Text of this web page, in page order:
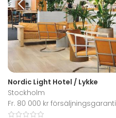
Nordic Light Hotel / Lykke
Stockholm
Fr. 80 000 kr försäljningsgaranti